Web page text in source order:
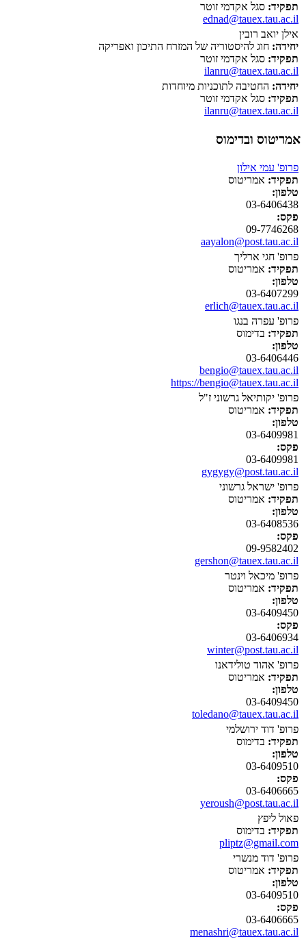
תפקיד: סגל אקדמי זוטר
ednad@tauex.tau.ac.il
אילן יואב רובין
יחידה: חוג להיסטוריה של המזרח התיכון ואפריקה
תפקיד: סגל אקדמי זוטר
ilanru@tauex.tau.ac.il
יחידה: החטיבה לתוכניות מיוחדות
תפקיד: סגל אקדמי זוטר
ilanru@tauex.tau.ac.il
אמריטוס ובדימוס
פרופ' עמי אילון
תפקיד: אמריטוס
טלפון:
03-6406438
פקס:
09-7746268
aayalon@post.tau.ac.il
פרופ' חגי ארליך
תפקיד: אמריטוס
טלפון:
03-6407299
erlich@tauex.tau.ac.il
פרופ' עפרה בנגו
תפקיד: בדימוס
טלפון:
03-6406446
bengio@tauex.tau.ac.il
https://bengio@tauex.tau.ac.il
פרופ' יקותיאל גרשוני ז"ל
תפקיד: אמריטוס
טלפון:
03-6409981
פקס:
03-6409981
gygygy@post.tau.ac.il
פרופ' ישראל גרשוני
תפקיד: אמריטוס
טלפון:
03-6408536
פקס:
09-9582402
gershon@tauex.tau.ac.il
פרופ' מיכאל וינטר
תפקיד: אמריטוס
טלפון:
03-6409450
פקס:
03-6406934
winter@post.tau.ac.il
פרופ' אהוד טולידאנו
תפקיד: אמריטוס
טלפון:
03-6409450
toledano@tauex.tau.ac.il
פרופ' דוד ירושלמי
תפקיד: בדימוס
טלפון:
03-6409510
פקס:
03-6406665
yeroush@post.tau.ac.il
פאול ליפץ
תפקיד: בדימוס
pliptz@gmail.com
פרופ' דוד מנשרי
תפקיד: אמריטוס
טלפון:
03-6409510
פקס:
03-6406665
menashri@tauex.tau.ac.il